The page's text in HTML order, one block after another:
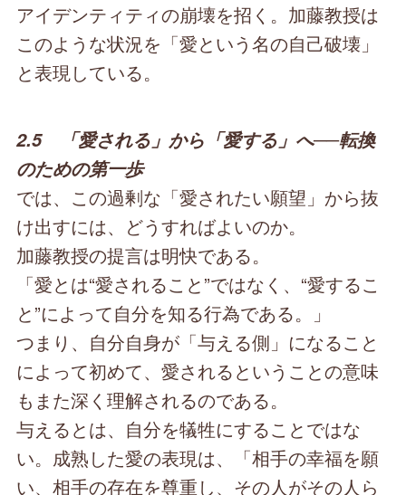
アイデンティティの崩壊を招く。加藤教授は
このような状況を「愛という名の自己破壊」
と表現している。
2.5 「愛される」から「愛する」へ──転換
のための第一歩
では、この過剰な「愛されたい願望」から抜
け出すには、どうすればよいのか。
加藤教授の提言は明快である。
「愛とは“愛されること”ではなく、“愛するこ
と”によって自分を知る行為である。」
つまり、自分自身が「与える側」になること
によって初めて、愛されるということの意味
もまた深く理解されるのである。
与えるとは、自分を犠牲にすることではな
い。成熟した愛の表現は、「相手の幸福を願
い、相手の存在を尊重し、その人がその人ら